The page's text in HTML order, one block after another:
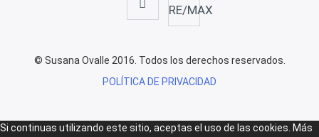
© Susana Ovalle 2016. Todos los derechos reservados.
POLÍTICA DE PRIVACIDAD
Si continuas utilizando este sitio, aceptas el uso de las cookies. Más